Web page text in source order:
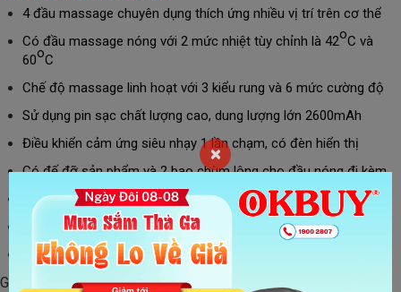
4 đầu massage chuyên dụng thích ứng nhiều vị trí trên cơ thể
Có đầu massage nóng với 2 mức nhiệt tùy chỉnh là 42oC và
60oC
Chế độ massage linh hoạt với 3 kiểu rung và 6 mức cường độ
Sử dụng pin sạc chất lượng cao, dung lượng lớn 2600mAh
Điều khiển cảm ứng siêu nhạy 1 lần chạm, có đèn hiển thị
Có đế đỡ sản phẩm và 2 bao chùm lông cho đầu nóng đi kèm
Tay cầm chống trượt, vận hành êm ái giảm rung lắc tối ưu
Thiết kế nhỏ gọn, kiểu dáng đẹp mắt, màu đỏ rượu sang trọng
Xem thêm các dòng máy massage
Giá khuyến mãi:656,000 đ
×